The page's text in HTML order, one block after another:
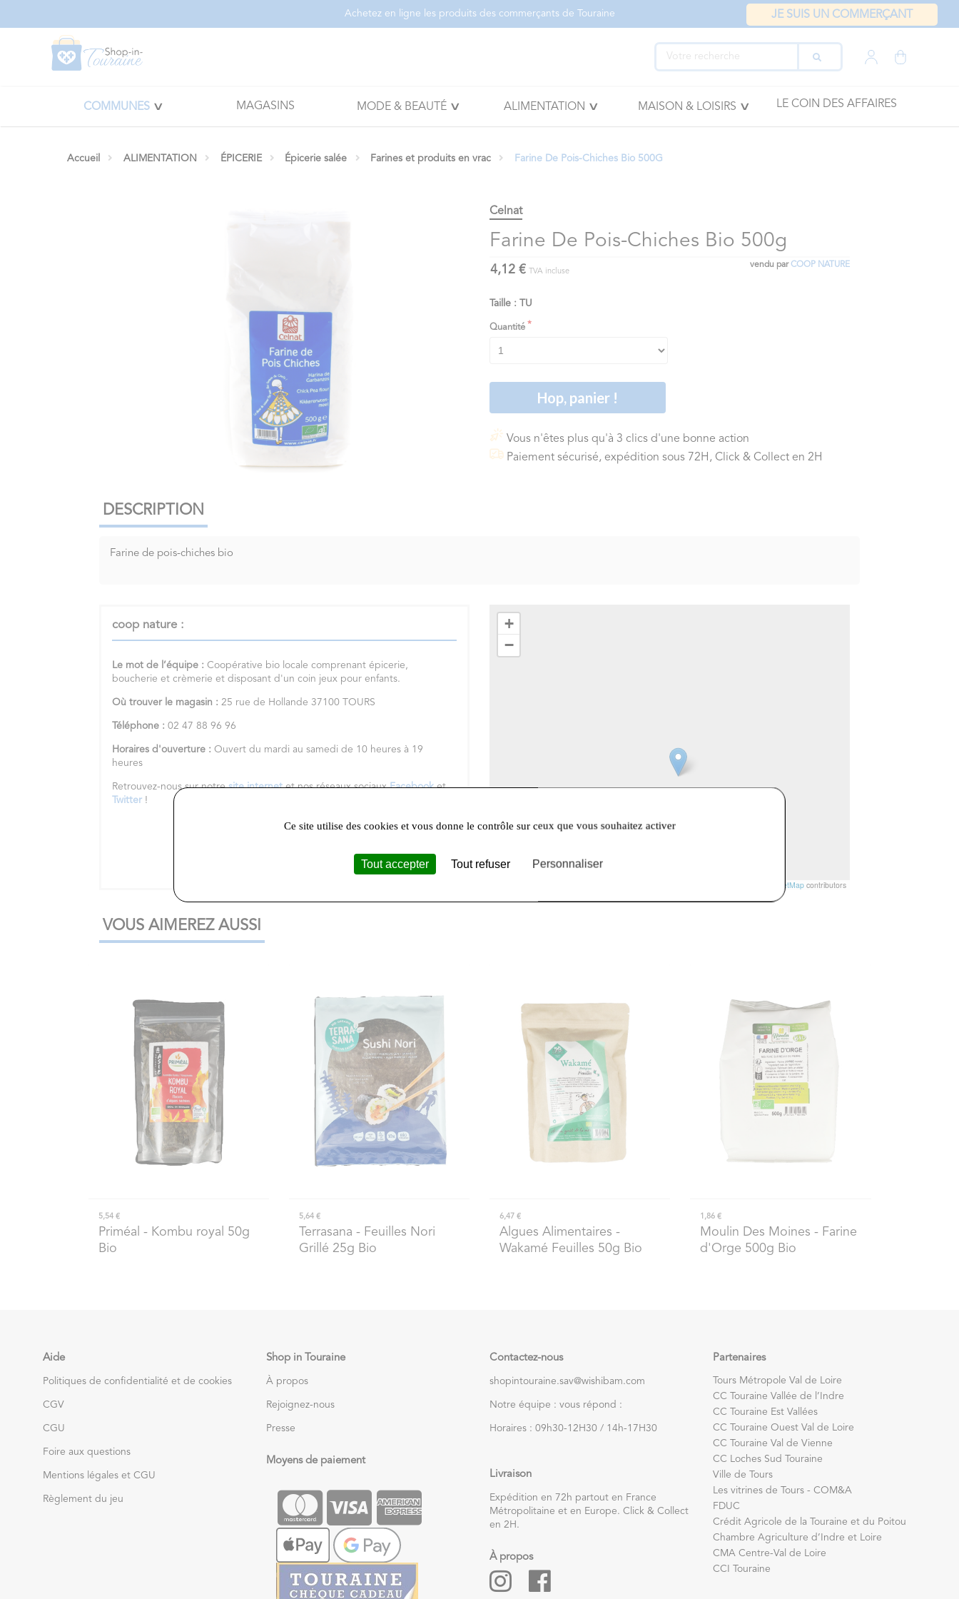
Achetez en ligne les produits des commerçants de Touraine JE SUIS UN COMMERÇANT
COMMUNES MAGASINS MODE & BEAUTÉ ALIMENTATION MAISON & LOISIRS LE COIN DES AFFAIRES
Accueil ALIMENTATION ÉPICERIE Épicerie salée Farines et produits en vrac Farine De Pois-Chiches Bio 500G
Celnat
Farine De Pois-Chiches Bio 500g
vendu parCOOP NATURE
4,12 € TVA incluse
Taille : TU
Quantité
Hop, panier !
Vous n'êtes plus qu'à 3 clics d'une bonne action
Paiement sécurisé, expédition sous 72H, Click & Collect en 2H
DESCRIPTION
Farine de pois-chiches bio
coop nature :
Le mot de l’équipe :Coopérative bio locale comprenant épicerie,
boucherie et crèmerie et disposant d'un coin jeux pour enfants.
Où trouver le magasin :25 rue de Hollande 37100 TOURS
Téléphone :02 47 88 96 96
Horaires d'ouverture :Ouvert du mardi au samedi de 10 heures à 19
heures
Retrouvez-nous sur notresite internetet nos réseaux sociauxFacebooket
Twitter !
+
−
OpenStreetMapcontributors
VOUS AIMEREZ AUSSI
5,54 €
Priméal - Kombu royal 50g
Bio
5,64 €
Terrasana - Feuilles Nori
Grillé 25g Bio
6,47 €
Algues Alimentaires -
Wakamé Feuilles 50g Bio
1,86 €
Moulin Des Moines - Farine
d'Orge 500g Bio
Aide
Politiques de confidentialité et de cookies
CGV
CGU
Foire aux questions
Mentions légales et CGU
Règlement du jeu
Shop in Touraine
À propos
Rejoignez-nous
Presse
Moyens de paiement
Contactez-nous
shopintouraine.sav@wishibam.com
Notre équipe : vous répond :
Horaires : 09h30-12H30 / 14h-17H30
Livraison
Expédition en 72h partout en France
Métropolitaine et en Europe. Click & Collect
en 2H.
À propos
Partenaires
Tours Métropole Val de Loire
CC Touraine Vallée de l’Indre
CC Touraine Est Vallées
CC Touraine Ouest Val de Loire
CC Touraine Val de Vienne
CC Loches Sud Touraine
Ville de Tours
Les vitrines de Tours - COM&A
FDUC
Crédit Agricole de la Touraine et du Poitou
Chambre Agriculture d’Indre et Loire
CMA Centre-Val de Loire
CCI Touraine
Ce site utilise des cookies et vous donne le contrôle sur ceux que vous souhaitez activer
Tout accepter Tout refuser Personnaliser